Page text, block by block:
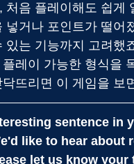
처음 플레이해도 쉽게
넣거나 포인트가 떨어
있는 기능까지 고려했
레이 가능한 형식을
뜨리면 이 게임을 보
sentence in
like to hear
let us know